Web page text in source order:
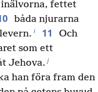
fettet
båda njurarna
i 11
Och
som ett
Jehova. j
han föra fram den